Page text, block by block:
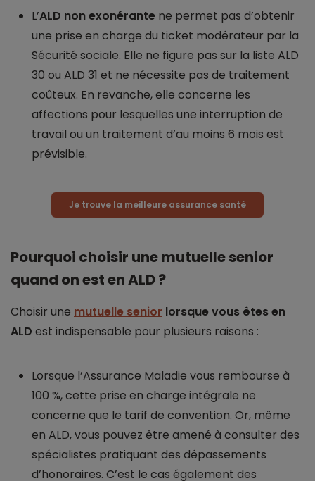
L’ALD non exonérante ne permet pas d’obtenir
une prise en charge du ticket modérateur par la
Sécurité sociale. Elle ne figure pas sur la liste ALD
30 ou ALD 31 et ne nécessite pas de traitement
coûteux. En revanche, elle concerne les
affections pour lesquelles une interruption de
travail ou un traitement d’au moins 6 mois est
prévisible.
Je trouve la meilleure assurance santé
Pourquoi choisir une mutuelle senior
quand on est en ALD ?
Choisir une mutuelle senior lorsque vous êtes en
ALD est indispensable pour plusieurs raisons :
Lorsque l’Assurance Maladie vous rembourse à
100 %, cette prise en charge intégrale ne
concerne que le tarif de convention. Or, même
en ALD, vous pouvez être amené à consulter des
spécialistes pratiquant des dépassements
d’honoraires. C’est le cas également des